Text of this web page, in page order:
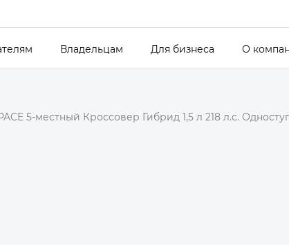
Владельцам Для бизнеса О
5-местный Кроссовер Гибрид 1,5 л 218 л.с.